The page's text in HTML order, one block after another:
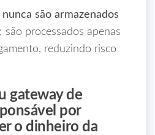
são armazenados
processados apenas
reduzindo risco
gateway de
por
o dinheiro da